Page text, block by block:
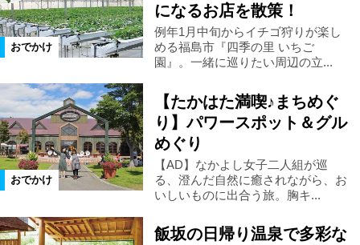
柳津町 金山町 昭和村
只見町 檜枝岐村
下郷町 会津若松市 三春町
猪苗代町 国見町 伊達市
須賀川市 鏡石町
おでかけ
になるお店を散策！
例年1月中旬からイチゴ狩りが楽し
める福島市『四季の里 いちご
園』。一緒に巡りたい周辺の立...
おでかけ
【たかはた満喫♪まちめぐ
り】パワースポット＆グル
めぐり
【AD】なかよし女子二人組が巡
る、澄んだ自然に癒されながら、お
いしいものに出合う旅。胸キ...
飯坂の日帰り温泉で多彩な